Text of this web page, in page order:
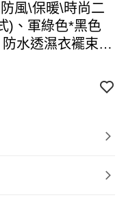
風\保暖\時尚二
)、軍綠色*黑色
水透濕衣襬束口